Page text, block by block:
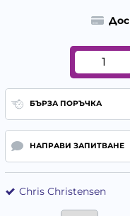
БЪРЗА ПОРЪЧКА
НАПРАВИ ЗАПИТВАНЕ
Chris Christensen